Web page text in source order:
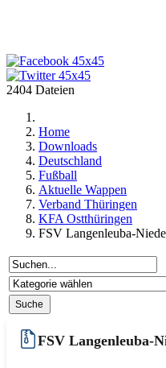
2404 Dateien
Home
Downloads
Deutschland
Fußball
Aktuelle Wappen
Verband Thüringen
KFA Ostthüringen
FSV Langenleuba-
FSV Langenleuba-